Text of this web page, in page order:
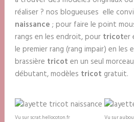
réaliser ? nos blogueuses elle
naissance ; pour faire le point
rangs en les endroit, pour tricoter
le premier rang (rang impair) en les
brassière tricot en un seul
débutant, modèles tricot gratuit.
Vu sur scrat.hellocoton.fr Vu sur